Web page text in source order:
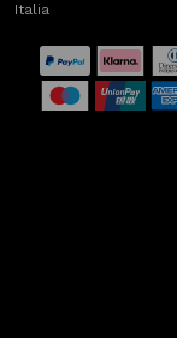
Italia